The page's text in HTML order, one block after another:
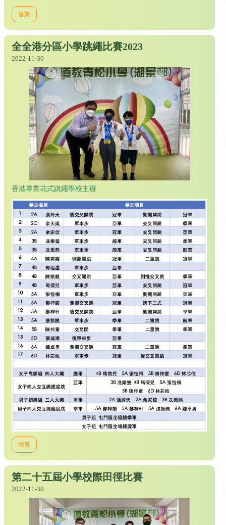
音樂
全全港分區小學跳繩比賽2023
2022-11-30
香港專業花式跳繩學校主辦
體育
第二十五屆小學校際田徑比賽
2022-11-30